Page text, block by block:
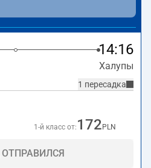
14:16
Халупы
1 пересадка
1-й класс от: 172 PLN